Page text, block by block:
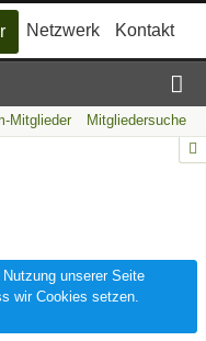
Netzwerk Kontakt
Mitglieder Mitgliedersuche
unserer Seite
wir Cookies setzen.